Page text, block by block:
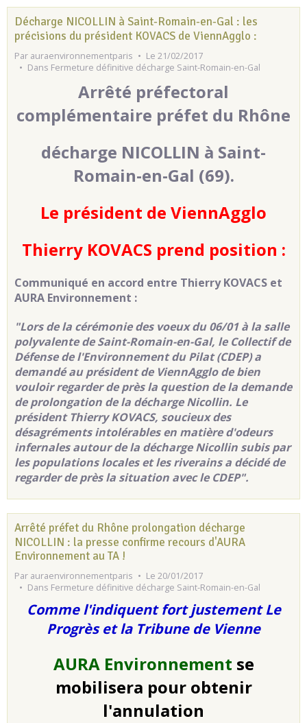
Décharge NICOLLIN à Saint-Romain-en-Gal : les
précisions du président KOVACS de ViennAgglo :
Par auraenvironnementparis
Le 21/02/2017
Dans Fermeture définitive décharge Saint-Romain-en-Gal
Arrêté préfectoral
complémentaire préfet du Rhône
décharge NICOLLIN à Saint-
Romain-en-Gal (69).
Le président de ViennAgglo
Thierry KOVACS prend position :
Communiqué en accord entre Thierry KOVACS et
AURA Environnement :
"Lors de la cérémonie des voeux du 06/01 à la salle
polyvalente de Saint-Romain-en-Gal, le Collectif de
Défense de l'Environnement du Pilat (CDEP) a
demandé au président de ViennAgglo de bien
vouloir regarder de près la question de la demande
de prolongation de la décharge Nicollin. Le
président Thierry KOVACS, soucieux des
désagréments intolérables en matière d'odeurs
infernales autour de la décharge Nicollin subis par
les populations locales et les riverains a décidé de
regarder de près la situation avec le CDEP".
Arrêté préfet du Rhône prolongation décharge
NICOLLIN : la presse confirme recours d'AURA
Environnement au TA !
Par auraenvironnementparis
Le 20/01/2017
Dans Fermeture définitive décharge Saint-Romain-en-Gal
Comme l'indiquent fort justement Le
Progrès et la Tribune de Vienne
AURA Environnement se
mobilisera pour obtenir
l'annulation